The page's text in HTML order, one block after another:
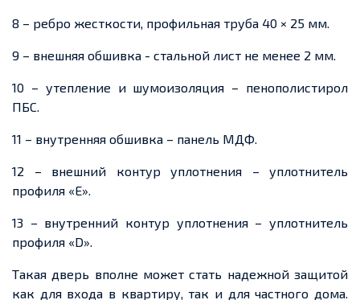
8 – ребро жесткости, профильная труба 40 × 25 мм.
9 – внешняя обшивка - стальной лист не менее 2 мм.
10 – утепление и шумоизоляция – пенополистирол
ПБС.
11 – внутренняя обшивка – панель МДФ.
12 – внешний контур уплотнения – уплотнитель
профиля «Е».
13 – внутренний контур уплотнения – уплотнитель
профиля «D».
Такая дверь вполне может стать надежной защитой
как для входа в квартиру, так и для частного дома.